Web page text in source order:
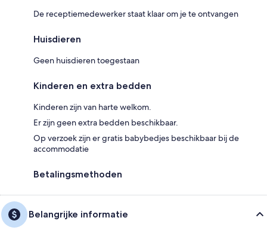
De receptiemedewerker staat klaar om je te ontvangen
Huisdieren
Geen huisdieren toegestaan
Kinderen en extra bedden
Kinderen zijn van harte welkom.
Er zijn geen extra bedden beschikbaar.
Op verzoek zijn er gratis babybedjes beschikbaar bij de
accommodatie
Betalingsmethoden
Belangrijke informatie